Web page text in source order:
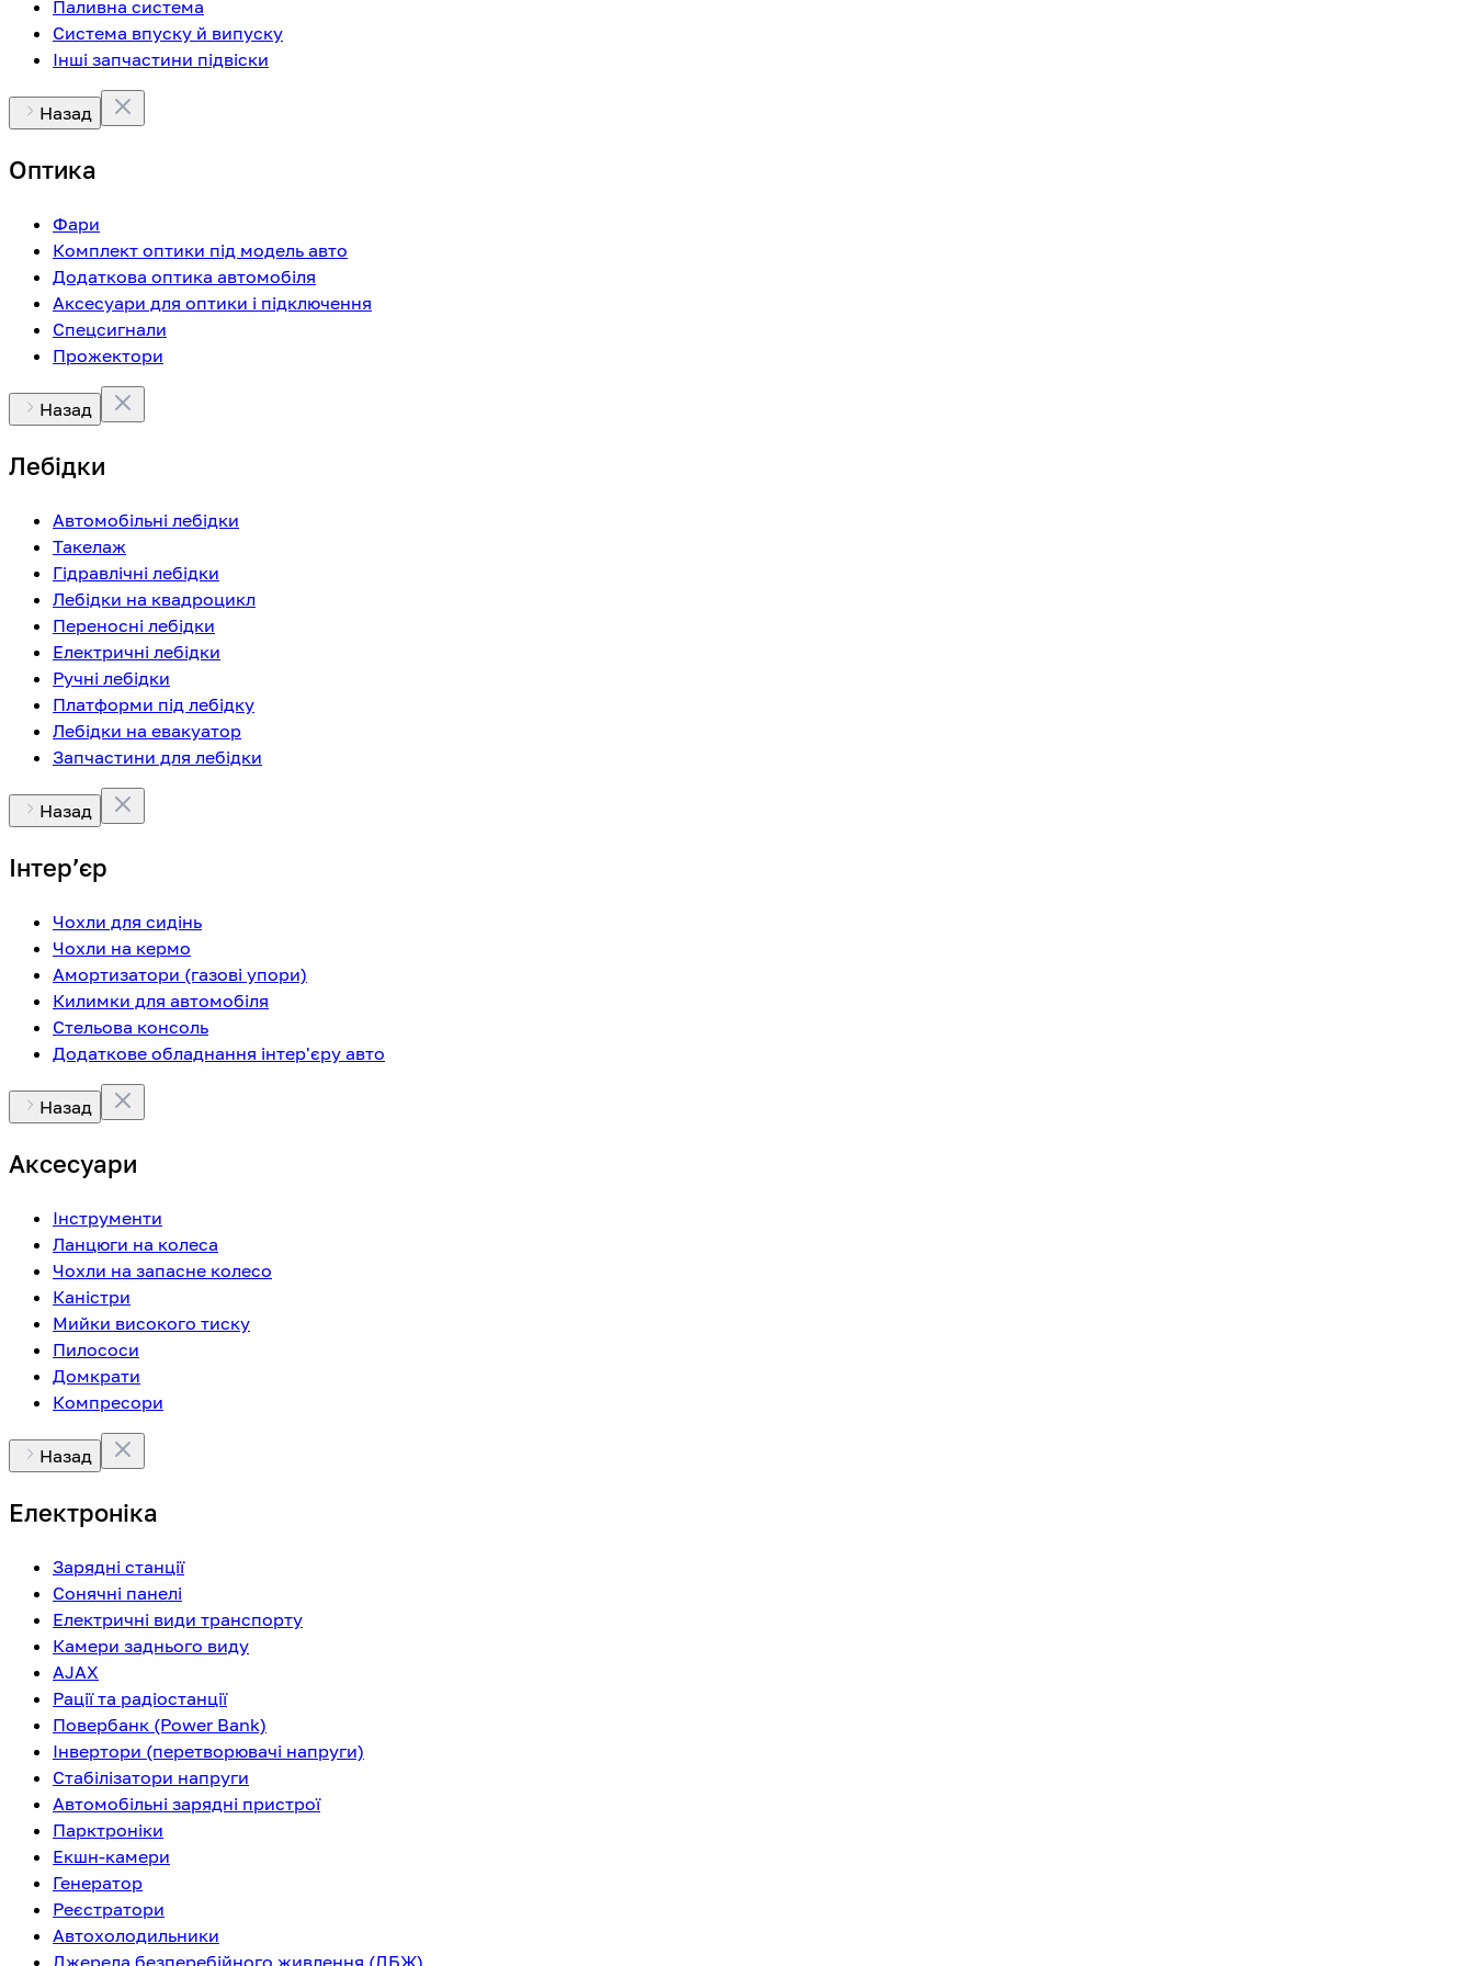
Паливна система
Система впуску й випуску
Інші запчастини підвіски
Назад
Оптика
Фари
Комплект оптики під модель авто
Додаткова оптика автомобіля
Аксесуари для оптики і підключення
Спецсигнали
Прожектори
Назад
Лебідки
Автомобільні лебідки
Такелаж
Гідравлічні лебідки
Лебідки на квадроцикл
Переносні лебідки
Електричні лебідки
Ручні лебідки
Платформи під лебідку
Лебідки на евакуатор
Запчастини для лебідки
Назад
Інтерʼєр
Чохли для сидінь
Чохли на кермо
Амортизатори (газові упори)
Килимки для автомобіля
Стельова консоль
Додаткове обладнання інтер'єру авто
Назад
Аксесуари
Інструменти
Ланцюги на колеса
Чохли на запасне колесо
Каністри
Мийки високого тиску
Пилососи
Домкрати
Компресори
Назад
Електроніка
Зарядні станції
Сонячні панелі
Електричні види транспорту
Камери заднього виду
AJAX
Рації та радіостанції
Повербанк (Power Bank)
Інвертори (перетворювачі напруги)
Стабілізатори напруги
Автомобільні зарядні пристрої
Парктроніки
Екшн-камери
Генератор
Реєстратори
Автохолодильники
Джерела безперебійного живлення (ДБЖ)